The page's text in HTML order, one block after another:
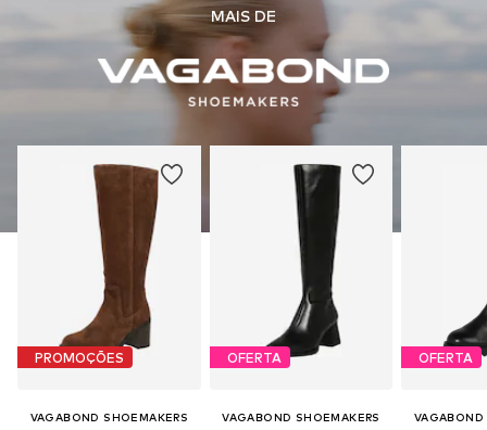
MAIS DE
PROMOÇÕES
VAGABOND SHOEMAKERS
OFERTA
VAGABOND SHOEMAKERS
OFERTA
VAGABOND